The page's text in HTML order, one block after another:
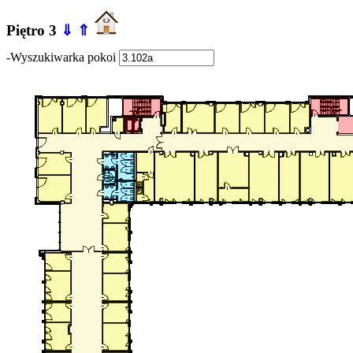
Piętro 3 ⇓ ⇑
-Wyszukiwarka pokoi